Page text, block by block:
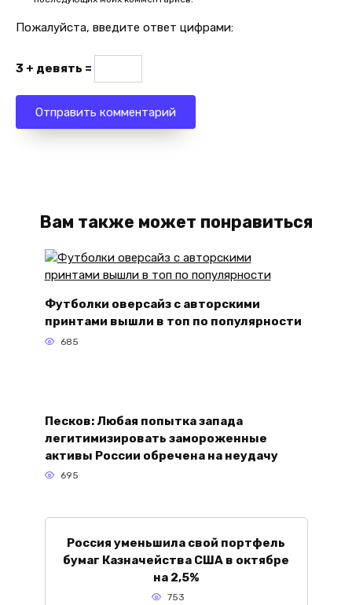
Пожалуйста, введите ответ цифрами:
3 + девять =
Вам также может понравиться
Футболки оверсайз с авторскими
принтами вышли в топ по популярности
685
Песков: Любая попытка запада
легитимизировать замороженные
активы России обречена на неудачу
695
Россия уменьшила свой портфель
бумаг Казначейства США в октябре
на 2,5%
753